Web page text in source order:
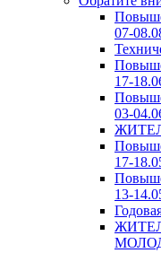
07-
17-
03-
17-
13-